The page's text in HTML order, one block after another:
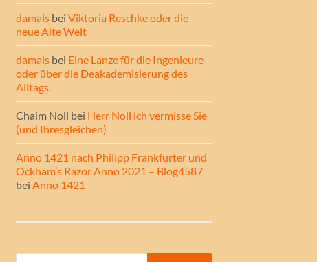
damals bei Viktoria Reschke oder die
neue Alte Welt
damals bei Eine Lanze für die Ingenieure
oder über die Deakademisierung des
Alltags.
Chaim Noll bei Herr Noll ich vermisse Sie
(und Ihresgleichen)
Anno 1421 nach Philipp Frankfurter und
Ockham’s Razor Anno 2021 – Blog4587
bei Anno 1421